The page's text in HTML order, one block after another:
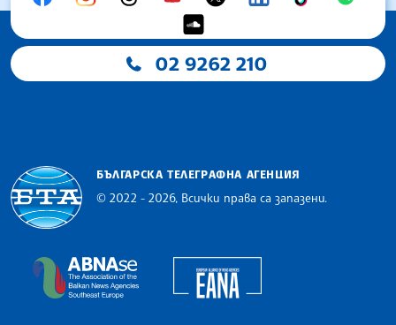
02 9262 210
БЪЛГАРСКА ТЕЛЕГРАФНА АГЕНЦИЯ
© 2022 - 2026, Всички права са запазени.
The Assocoation of the Balkan News Agencies